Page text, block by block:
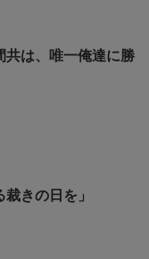
共は、唯一俺達に勝
きの日を」